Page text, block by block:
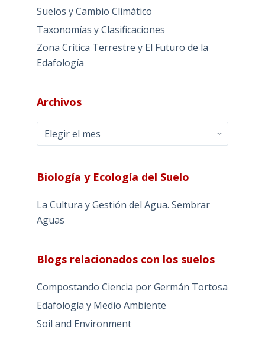
Suelos y Cambio Climático
Taxonomías y Clasificaciones
Zona Crítica Terrestre y El Futuro de la
Edafología
Archivos
Archivos
Biología y Ecología del Suelo
La Cultura y Gestión del Agua. Sembrar
Aguas
Blogs relacionados con los suelos
Compostando Ciencia por Germán Tortosa
Edafología y Medio Ambiente
Soil and Environment